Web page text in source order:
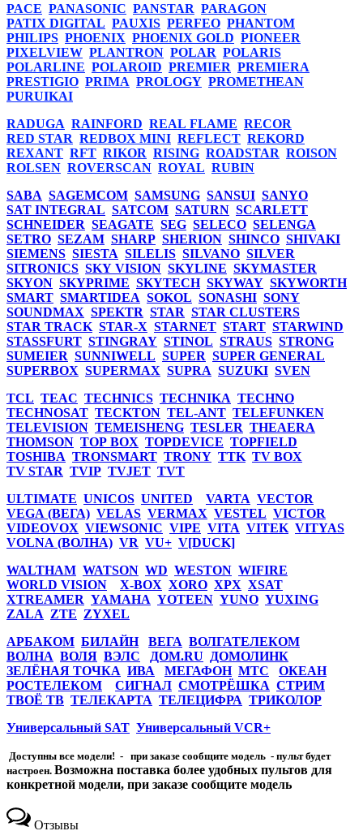
PACE PANASONIC PANSTAR PARAGON
PATIX DIGITAL PAUXIS PERFEO PHANTOM
PHILIPS PHOENIX PHOENIX GOLD PIONEER
PIXELVIEW PLANTRON POLAR POLARIS
POLARLINE POLAROID PREMIER PREMIERA
PRESTIGIO PRIMA PROLOGY PROMETHEAN
PURUIKAI
RADUGA RAINFORD REAL FLAME RECOR
RED STAR REDBOX MINI REFLECT REKORD
REXANT RFT RIKOR RISING ROADSTAR ROISON
ROLSEN ROVERSCAN ROYAL RUBIN
SABA SAGEMCOM SAMSUNG SANSUI SANYO
SAT INTEGRAL SATCOM SATURN SCARLETT
SCHNEIDER SEAGATE SEG SELECO SELENGA
SETRO SEZAM SHARP SHERION SHINCO SHIVAKI
SIEMENS SIESTA SILELIS SILVANO SILVER
SITRONICS SKY VISION SKYLINE SKYMASTER
SKYON SKYPRIME SKYTECH SKYWAY SKYWORTH
SMART SMARTIDEA SOKOL SONASHI SONY
SOUNDMAX SPEKTR STAR STAR CLUSTERS
STAR TRACK STAR-X STARNET START STARWIND
STASSFURT STINGRAY STINOL STRAUS STRONG
SUMEIER SUNNIWELL SUPER SUPER GENERAL
SUPERBOX SUPERMAX SUPRA SUZUKI SVEN
TCL TEAC TECHNICS TECHNIKA TECHNO
TECHNOSAT TECKTON TEL-ANT TELEFUNKEN
TELEVISION TEMEISHENG TESLER THEAERA
THOMSON TOP BOX TOPDEVICE TOPFIELD
TOSHIBA TRONSMART TRONY TTK TV BOX
TV STAR TVIP TVJET TVT
ULTIMATE UNICOS UNITED VARTA VECTOR
VEGA (ВЕГА) VELAS VERMAX VESTEL VICTOR
VIDEOVOX VIEWSONIC VIPE VITA VITEK VITYAS
VOLNA (ВОЛНА) VR VU+ V[DUCK]
WALTHAM WATSON WD WESTON WIFIRE
WORLD VISION
X-BOX XORO XPX XSAT
XTREAMER YAMAHA YOTEEN YUNO YUXING
ZALA ZTE ZYXEL
АРБАКОМ БИЛАЙН ВЕГА ВОЛГАТЕЛЕКОМ
ВОЛНА ВОЛЯ ВЭЛС ДОМ.RU
ДОМОЛИНК
ЗЕЛЁНАЯ ТОЧКА ИВА МЕГАФОН МТС
ОКЕАН
РОСТЕЛЕКОМ
СИГНАЛ СМОТРЁШКА СТРИМ
ТВОЁ ТВ ТЕЛЕКАРТА ТЕЛЕЦИФРА ТРИКОЛОР
Универсальный SAT Универсальный VCR+
Доступны все модели! - при заказе сообщите модель - пульт будет
настроен. Возможна поставка более удобных пультов для
конкретной модели, при заказе сообщите модель
Отзывы